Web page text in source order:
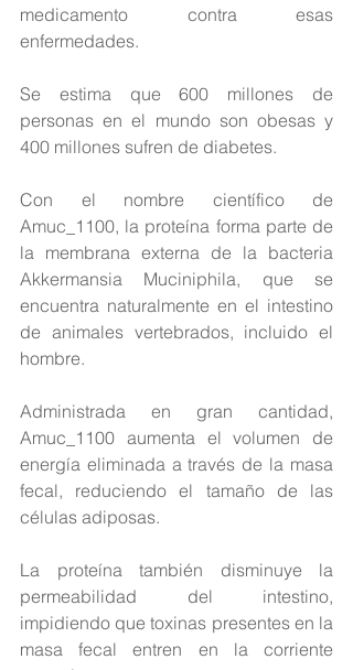
medicamento contra esas
enfermedades.
Se estima que 600 millones de
personas en el mundo son obesas y
400 millones sufren de diabetes.
Con el nombre científico de
Amuc_1100, la proteína forma parte de
la membrana externa de la bacteria
Akkermansia Muciniphila, que se
encuentra naturalmente en el intestino
de animales vertebrados, incluido el
hombre.
Administrada en gran cantidad,
Amuc_1100 aumenta el volumen de
energía eliminada a través de la masa
fecal, reduciendo el tamaño de las
células adiposas.
La proteína también disminuye la
permeabilidad del intestino,
impidiendo que toxinas presentes en la
masa fecal entren en la corriente